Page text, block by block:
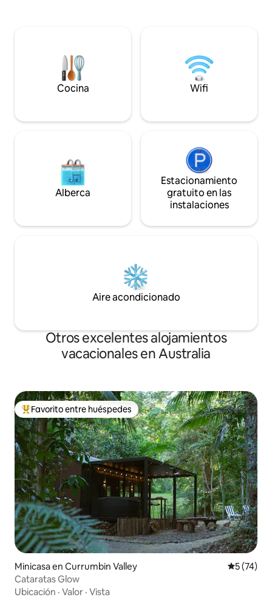
No se aceptan niños de 2 a 12 años ni
bebés de 0 a 2 años. No se aceptan
los parques
algunas de las
vírgenes de
Cocina Wifi
Alberca
Estacionamiento
gratuito en las
instalaciones
Aire acondicionado
Otros excelentes alojamientos
vacacionales en Australia
De los mejores en Favorito entre huéspedes
Favorito entre huéspedes
Minicasa en Currumbin Valley
5 (74)
Cataratas Glow
Ubicación · Valor · Vista